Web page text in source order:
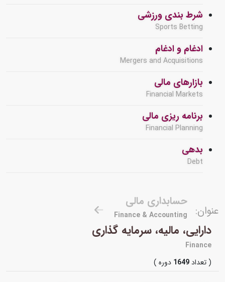
شرط بندی ورزشی
Sports Betting
ادغام و ادغام
Mergers and Acquisitions
بازارهای مالی
Financial Markets
برنامه ریزی مالی
Financial Planning
بدهی
Debt
عنوان:
حسابداری مالی
Finance & Accounting
دارایی، مالیه، سرمایه گذاری
Finance
( تعداد1649 دوره )